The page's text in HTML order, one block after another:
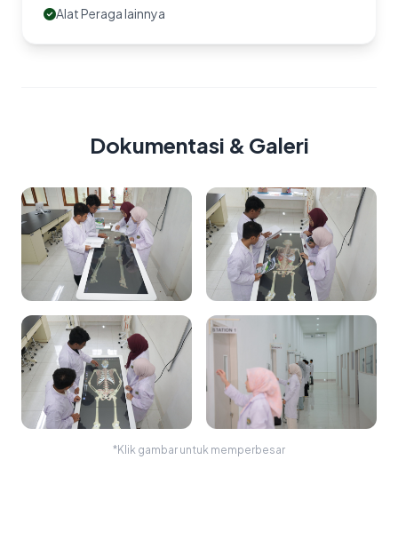
Alat Peraga lainnya
Dokumentasi & Galeri
*Klik gambar untuk memperbesar